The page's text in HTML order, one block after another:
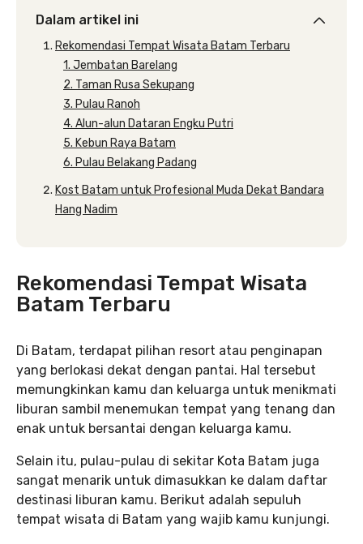
Dalam artikel ini
Rekomendasi Tempat Wisata Batam Terbaru
1. Jembatan Barelang
2. Taman Rusa Sekupang
3. Pulau Ranoh
4. Alun-alun Dataran Engku Putri
5. Kebun Raya Batam
6. Pulau Belakang Padang
Kost Batam untuk Profesional Muda Dekat Bandara
Hang Nadim
Rekomendasi Tempat Wisata
Batam Terbaru
Di Batam, terdapat pilihan resort atau penginapan
yang berlokasi dekat dengan pantai. Hal tersebut
memungkinkan kamu dan keluarga untuk menikmati
liburan sambil menemukan tempat yang tenang dan
enak untuk bersantai dengan keluarga kamu.
Selain itu, pulau-pulau di sekitar Kota Batam juga
sangat menarik untuk dimasukkan ke dalam daftar
destinasi liburan kamu. Berikut adalah sepuluh
tempat wisata di Batam yang wajib kamu kunjungi.